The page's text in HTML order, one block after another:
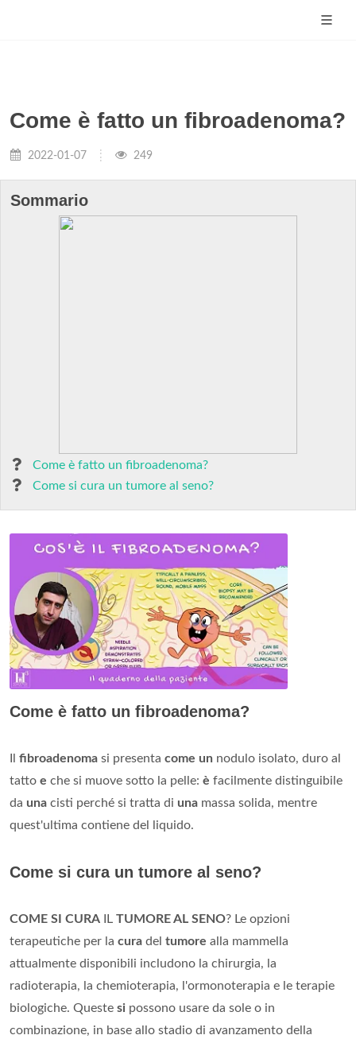
Come è fatto un fibroadenoma?
2022-01-07 249
Sommario
Come è fatto un fibroadenoma?
Come si cura un tumore al seno?
Come è fatto un fibroadenoma?
fibroadenoma si presenta come un nodulo isolato, duro al
tatto e che si muove sotto la pelle: è facilmente distinguibile
da una cisti perché si tratta di una massa solida, mentre
quest'ultima contiene del liquido.
Come si cura un tumore al seno?
COME SI CURA IL TUMORE AL SENO? Le opzioni
terapeutiche per la cura del tumore alla mammella
attualmente disponibili includono la chirurgia, la
radioterapia, la chemioterapia, l'ormonoterapia e le terapie
biologiche. Queste si possono usare da sole o in
combinazione, in base allo stadio di avanzamento della